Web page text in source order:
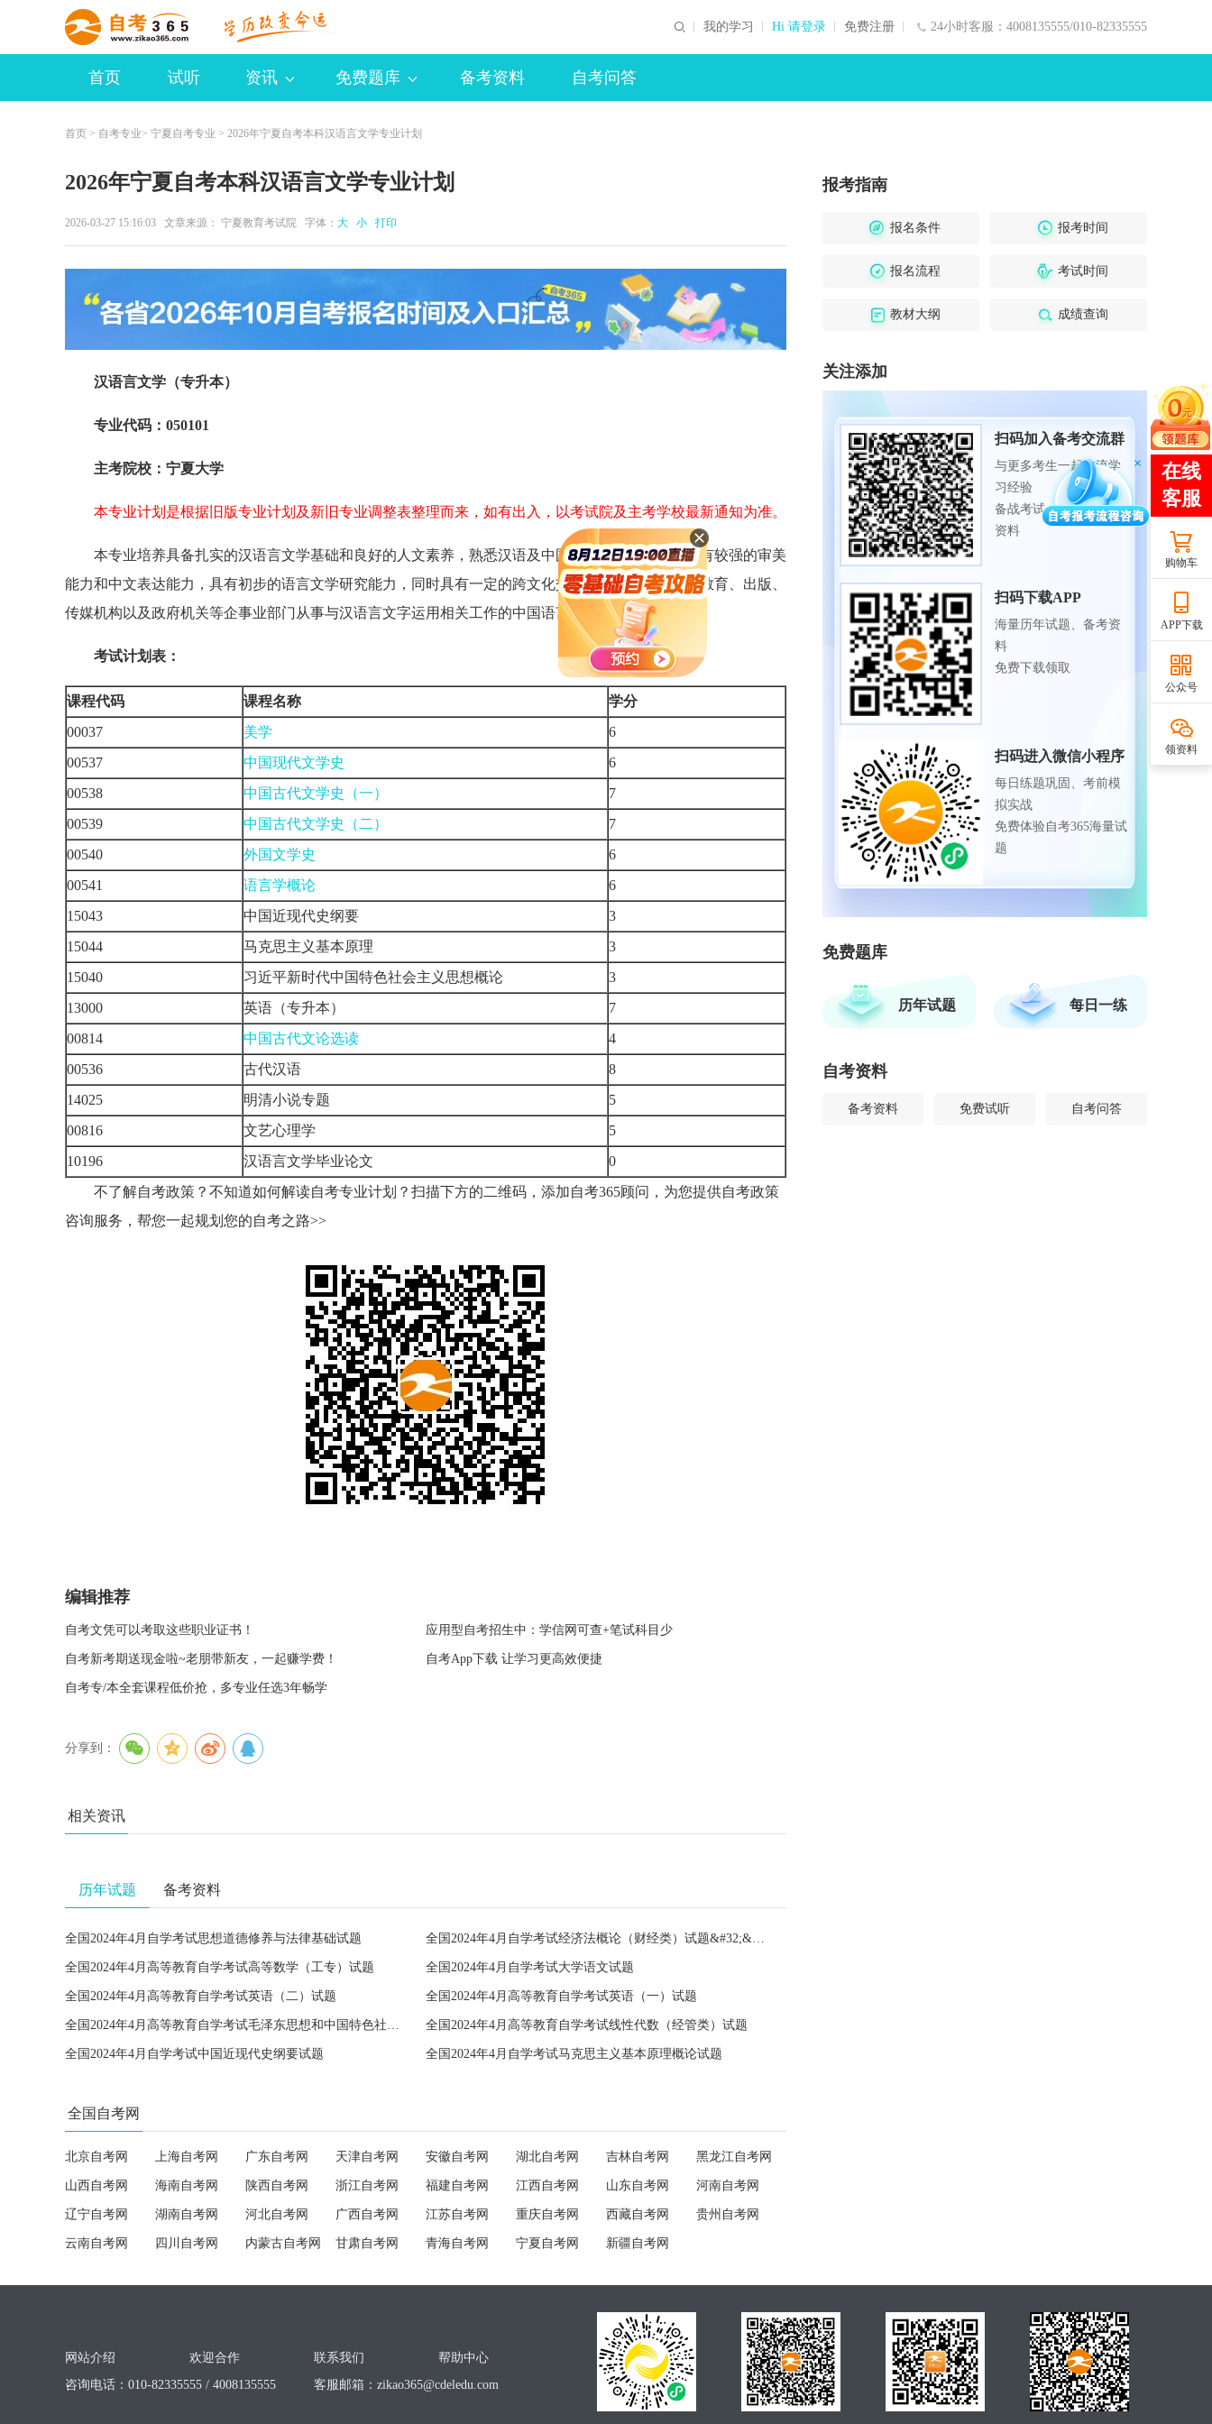
24小时客服：4008135555/010-82335555
我的学习 Hi 请登录 免费注册
首页 试听 资讯 免费题库 备考资料 自考问答
首页 > 自考专业> 宁夏自考专业 > 2026年宁夏自考本科汉语言文学专业计划
2026年宁夏自考本科汉语言文学专业计划
2026-03-27 15:16:03 文章来源： 宁夏教育考试院 字体： 大 小 打印
汉语言文学（专升本）
专业代码： 050101
主考院校：宁夏大学
本专业计划是根据旧版专业计划及新旧专业调整表整理而来，如有出入，以考试院及主考学校最新通知为准。
本专业培养具备扎实的汉语言文学基础和良好的人文素养，熟悉汉语及中国文学的基础知识，具有较强的审美
能力和中文表达能力，具有初步的语言文学研究能力，同时具有一定的跨文化交流能力，能在文化、教育、出版、
传媒机构以及政府机关等企事业部门从事与汉语言文字运用相关工作的中国语言文学学科复合型人才。
考试计划表：
课程代码 课程名称
学分
00037
美学
6
00537
中国现代文学史
6
00538
中国古代文学史（一）
7
00539
中国古代文学史（二）
7
00540
外国文学史
6
00541
语言学概论
6
15043
中国近现代史纲要
3
15044
马克思主义基本原理
3
15040
习近平新时代中国特色社会主义思想概论
3
13000
英语（专升本）
7
00814
中国古代文论选读
4
00536
古代汉语
8
14025
明清小说专题
5
00816
文艺心理学
5
10196
汉语言文学毕业论文
0
不了解自考政策？不知道如何解读自考专业计划？扫描下方的二维码，添加自考365顾问，为您提供自考政策
咨询服务，帮您一起规划您的自考之路>>
编辑推荐
自考文凭可以考取这些职业证书！ 应用型自考招生中：学信网可查+笔试科目少
自考新考期送现金啦~老朋带新友，一起赚学费！ 自考App下载 让学习更高效便捷
自考专/本全套课程低价抢，多专业任选3年畅学
分享到：
相关资讯
历年试题 备考资料
全国2024年4月自学考试思想道德修养与法律基础试题 全国2024年4月自学考试经济法概论（财经类）试题&#32;&#32;
全国2024年4月高等教育自学考试高等数学（工专）试题 全国2024年4月自学考试大学语文试题
全国2024年4月高等教育自学考试英语（二）试题 全国2024年4月高等教育自学考试英语（一）试题
全国2024年4月高等教育自学考试毛泽东思想和中国特色社会主义理论体系概论试题 全国2024年4月高等教育自学考试线性代数（经管类）试题
全国2024年4月自学考试中国近现代史纲要试题 全国2024年4月自学考试马克思主义基本原理概论试题
全国自考网
北京自考网 上海自考网 广东自考网 天津自考网 安徽自考网 湖北自考网 吉林自考网 黑龙江自考网
山西自考网 海南自考网 陕西自考网 浙江自考网 福建自考网 江西自考网 山东自考网 河南自考网
辽宁自考网 湖南自考网 河北自考网 广西自考网 江苏自考网 重庆自考网 西藏自考网 贵州自考网
云南自考网 四川自考网 内蒙古自考网 甘肃自考网 青海自考网 宁夏自考网 新疆自考网
报考指南
报名条件 报考时间
报名流程 考试时间
教材大纲 成绩查询
关注添加
扫码加入备考交流群
与更多考生一起交流学
习经验
备战考试，获取试题及
资料
扫码下载APP
海量历年试题、备考资
料
免费下载领取
扫码进入微信小程序
每日练题巩固、考前模
拟实战
免费体验自考365海量试
题
免费题库
历年试题 每日一练
自考资料
备考资料 免费试听 自考问答
购物车
APP下载
公众号
领资料
网站介绍 欢迎合作 联系我们
帮助中心
咨询电话：010-82335555 / 4008135555
客服邮箱： zikao365@cdeledu.com